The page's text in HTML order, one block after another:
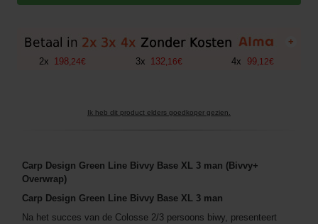
+
2x 198,24€ 3x 132,16€ 4x 99,12€
Ik heb dit product elders goedkoper gezien.
Carp Design Green Line Bivvy Base XL 3 man (Bivvy+
Overwrap)
Carp Design Green Line Bivvy Base XL 3 man
Na het succes van de Colosse 2/3 persoons biwy, presenteert